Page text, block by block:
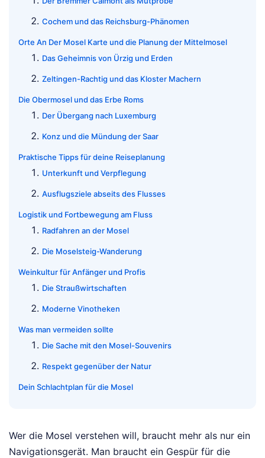
Cochem und das Reichsburg-Phänomen
Orte An Der Mosel Karte und die Planung der Mittelmosel
Das Geheimnis von Ürzig und Erden
Zeltingen-Rachtig und das Kloster Machern
Die Obermosel und das Erbe Roms
Der Übergang nach Luxemburg
Konz und die Mündung der Saar
Praktische Tipps für deine Reiseplanung
Unterkunft und Verpflegung
Ausflugsziele abseits des Flusses
Logistik und Fortbewegung am Fluss
Radfahren an der Mosel
Die Moselsteig-Wanderung
Weinkultur für Anfänger und Profis
Die Straußwirtschaften
Moderne Vinotheken
Was man vermeiden sollte
Die Sache mit den Mosel-Souvenirs
Respekt gegenüber der Natur
Dein Schlachtplan für die Mosel
Wer die Mosel verstehen will, braucht mehr als nur ein
Navigationsgerät. Man braucht ein Gespür für die